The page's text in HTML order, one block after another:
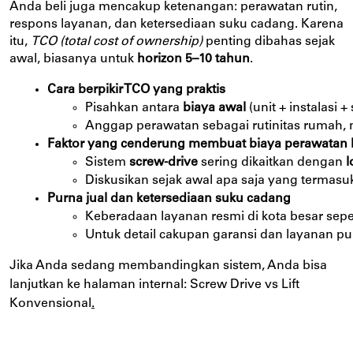
Anda beli juga mencakup ketenangan: perawatan rutin,
respons layanan, dan ketersediaan suku cadang. Karena
itu, TCO (total cost of ownership)penting dibahas sejak
awal, biasanya untuk horizon 5–10 tahun.
Cara berpikir TCO yang praktis
Pisahkan antara biaya awal (unit + instalasi
Anggap perawatan sebagai rutinitas rumah,
Faktor yang cenderung membuat biaya perawatan
Sistem screw-drive sering dikaitkan dengan
Diskusikan sejak awal apa saja yang
Purna jual dan ketersediaan suku cadang
Keberadaan layanan resmi di kota besar
Untuk detail cakupan garansi dan layanan
Jika Anda sedang membandingkan sistem, Anda bisa
lanjutkan ke halaman internal: Screw Drive vs Lift
Konvensional .